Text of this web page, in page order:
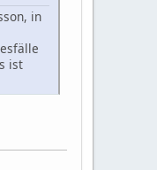
in
ist